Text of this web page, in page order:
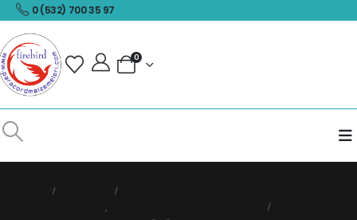
0 (532) 700 35 97
0
,